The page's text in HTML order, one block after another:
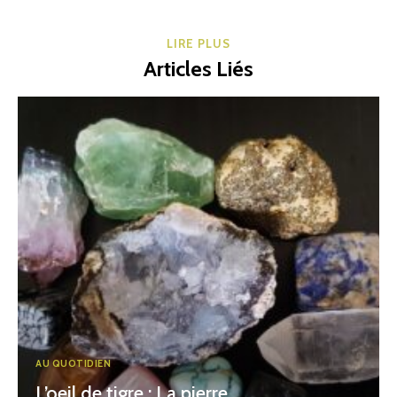
LIRE PLUS
Articles Liés
AU QUOTIDIEN